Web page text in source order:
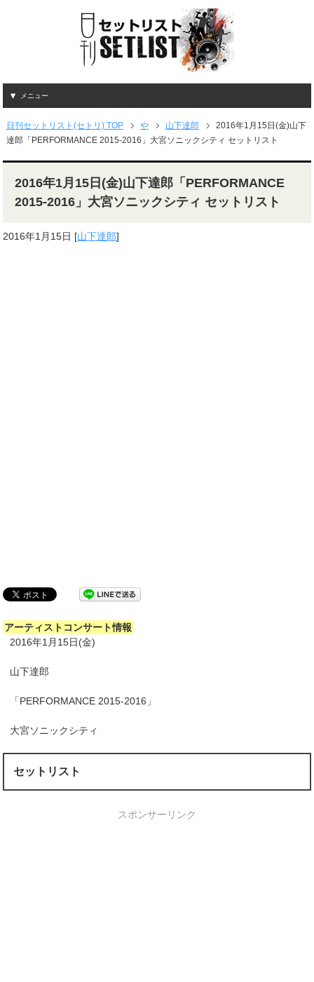
メニュー
日刊セットリスト(セトリ) TOP や 山下達郎
2016年1月15日(金)山下
達郎「PERFORMANCE 2015-2016」大宮ソニックシティ セットリスト
2016年1月15日(金)山下達郎「PERFORMANCE
2015-2016」大宮ソニックシティ セットリスト
2016年1月15日 [山下達郎]
アーティストコンサート情報
2016年1月15日(金)
山下達郎
「PERFORMANCE 2015-2016」
大宮ソニックシティ
セットリスト
スポンサーリンク